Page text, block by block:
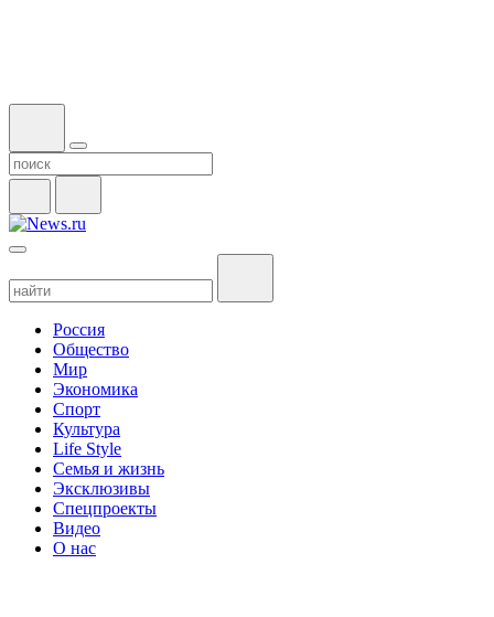
Россия
Общество
Мир
Экономика
Спорт
Культура
Life Style
Семья и жизнь
Эксклюзивы
Спецпроекты
Видео
О нас